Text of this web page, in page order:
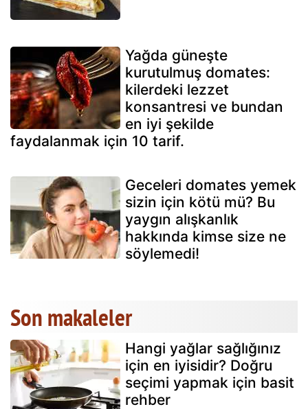
Yağda güneşte
kurutulmuş domates:
kilerdeki lezzet
konsantresi ve bundan
en iyi şekilde
faydalanmak için 10 tarif.
Geceleri domates yemek
sizin için kötü mü? Bu
yaygın alışkanlık
hakkında kimse size ne
söylemedi!
Son makaleler
Hangi yağlar sağlığınız
için en iyisidir? Doğru
seçimi yapmak için basit
rehber